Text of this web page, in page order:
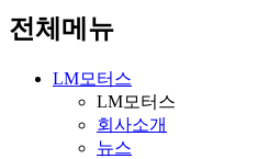
전체메뉴
LM모터스
LM모터스
회사소개
뉴스